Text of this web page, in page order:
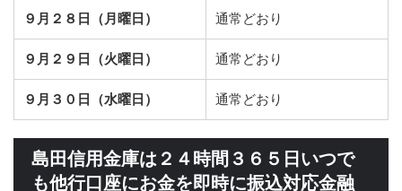
９月２８日（月曜日） 通常どおり
９月２９日（火曜日） 通常どおり
９月３０日（水曜日） 通常どおり
島田信用金庫は２４時間３６５日いつで
も他行口座にお金を即時に振込対応金融